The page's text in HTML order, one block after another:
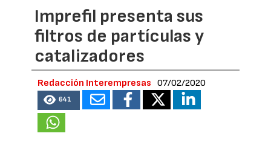
Imprefil presenta sus
filtros de partículas y
catalizadores
Redacción Interempresas 07/02/2020
641